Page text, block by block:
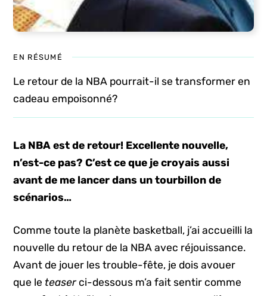
EN RÉSUMÉ
Le retour de la NBA pourrait-il se transformer en
cadeau empoisonné?
La NBA est de retour! Excellente nouvelle,
n’est-ce pas? C’est ce que je croyais aussi
avant de me lancer dans un tourbillon de
scénarios…
Comme toute la planète basketball, j’ai accueilli la
nouvelle du retour de la NBA avec réjouissance.
Avant de jouer les trouble-fête, je dois avouer
que le teaserci-dessous m’a fait sentir comme